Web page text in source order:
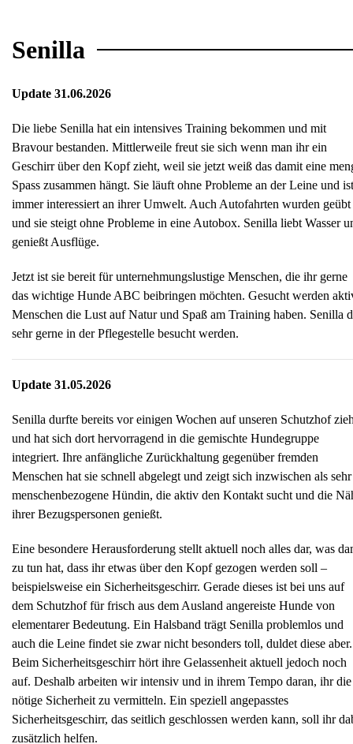
Senilla
Update 31.06.2026
Die liebe Senilla hat ein intensives Training bekommen und mit
Bravour bestanden. Mittlerweile freut sie sich wenn man ihr ein
Geschirr über den Kopf zieht, weil sie jetzt weiß das damit eine
Spass zusammen hängt. Sie läuft ohne Probleme an der Leine und ist
immer interessiert an ihrer Umwelt. Auch Autofahrten wurden geübt
und sie steigt ohne Probleme in eine Autobox. Senilla liebt Wasser
genießt Ausflüge.
Jetzt ist sie bereit für unternehmungslustige Menschen, die ihr gerne
das wichtige Hunde ABC beibringen möchten. Gesucht werden
Menschen die Lust auf Natur und Spaß am Training haben. Senilla
sehr gerne in der Pflegestelle besucht werden.
Update 31.05.2026
Senilla durfte bereits vor einigen Wochen auf unseren Schutzhof
und hat sich dort hervorragend in die gemischte Hundegruppe
integriert. Ihre anfängliche Zurückhaltung gegenüber fremden
Menschen hat sie schnell abgelegt und zeigt sich inzwischen als sehr
menschenbezogene Hündin, die aktiv den Kontakt sucht und die
ihrer Bezugspersonen genießt.
Eine besondere Herausforderung stellt aktuell noch alles dar, was
zu tun hat, dass ihr etwas über den Kopf gezogen werden soll –
beispielsweise ein Sicherheitsgeschirr. Gerade dieses ist bei uns auf
dem Schutzhof für frisch aus dem Ausland angereiste Hunde von
elementarer Bedeutung. Ein Halsband trägt Senilla problemlos und
auch die Leine findet sie zwar nicht besonders toll, duldet diese aber.
Beim Sicherheitsgeschirr hört ihre Gelassenheit aktuell jedoch noch
auf. Deshalb arbeiten wir intensiv und in ihrem Tempo daran, ihr die
nötige Sicherheit zu vermitteln. Ein speziell angepasstes
Sicherheitsgeschirr, das seitlich geschlossen werden kann, soll ihr
zusätzlich helfen.